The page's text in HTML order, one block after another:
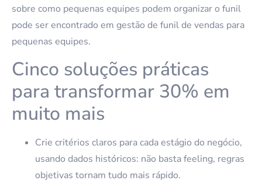
sobre como pequenas equipes podem organizar o funil
pode ser encontrado em gestão de funil de vendas para
pequenas equipes.
Cinco soluções práticas
para transformar 30% em
muito mais
Crie critérios claros para cada estágio do negócio,
usando dados históricos: não basta feeling, regras
objetivas tornam tudo mais rápido.